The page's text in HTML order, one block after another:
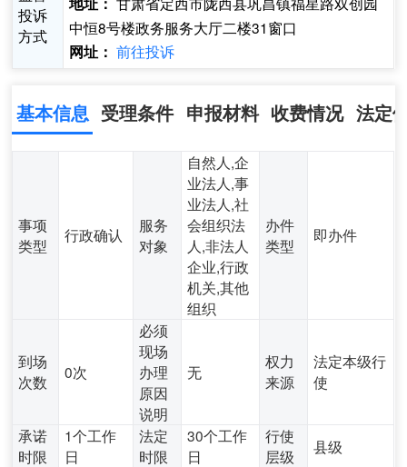
投诉
方式
中恒8号楼政务服务大厅二楼31窗口
网址： 前往投诉
基本信息 受理条件 申报材料 收费情况 法定
事项
类型
行政确认
服务
对象
自然人,企
业法人,事
业法人,社
会组织法
人,非法人
企业,行政
机关,其他
组织
办件
类型
即办件
到场
次数
0次
必须
现场
办理
原因
说明
无
权力
来源
法定本级行
使
承诺
时限
1个工作
日
法定
时限
30个工作
日
行使
层级
县级